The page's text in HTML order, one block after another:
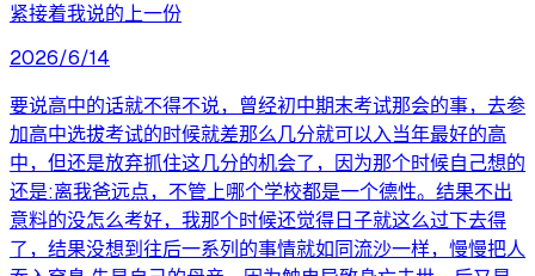
紧接着我说的上一份
2026/6/14
要说高中的话就不得不说，曾经初中期末考试那会的事，去参
加高中选拔考试的时候就差那么几分就可以入当年最好的高
中，但还是放弃抓住这几分的机会了，因为那个时候自己想的
还是:离我爸远点，不管上哪个学校都是一个德性。结果不出
意料的没怎么考好，我那个时候还觉得日子就这么过下去得
了，结果没想到往后一系列的事情就如同流沙一样，慢慢把人